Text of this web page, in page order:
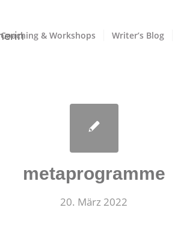
Coaching & Workshops Writer’s Blog
metaprogramme
20. März 2022